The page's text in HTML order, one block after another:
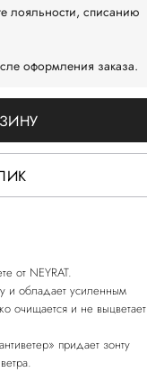
лояльности, списанию
оформления заказа.
от NEYRAT.
и обладает усиленным
очищается и не
придает зонту